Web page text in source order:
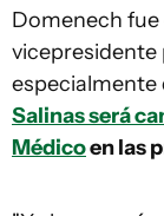
Domenech
vicepresidente
especialmente
Salinas será
Médicoen las